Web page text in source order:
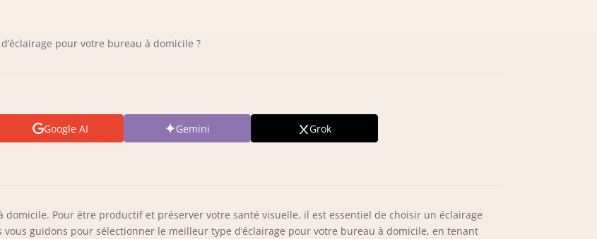
pour votre bureau à domicile ?
Google AI Gemini Grok
Pour être productif et préserver votre santé visuelle, il est essentiel de choisir un éclairage
guidons pour sélectionner le meilleur type d’éclairage pour votre bureau à domicile, en tenant